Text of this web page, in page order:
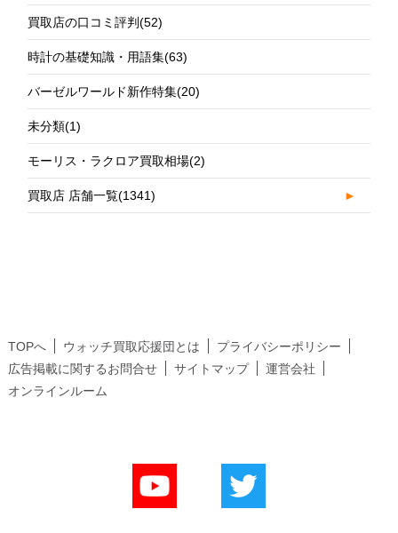
買取店の口コミ評判(52)
時計の基礎知識・用語集(63)
バーゼルワールド新作特集(20)
未分類(1)
モーリス・ラクロア買取相場(2)
買取店 店舗一覧(1341) ►
TOPへ ウォッチ買取応援団とは
プライバシーポリシー
広告掲載に関するお問合せ
サイトマップ
運営会社
オンラインルーム